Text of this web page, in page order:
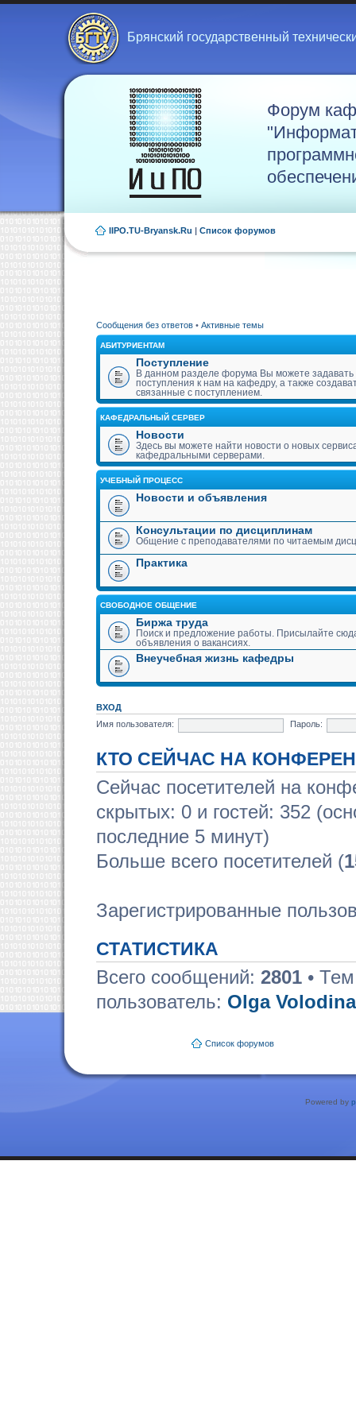
Брянский государственный
Форум
IIPO.TU-Bryansk.Ru | Список форумов
Сообщения без ответов • Активные темы
АБИТУРИЕНТАМ
Поступление
В данном разделе форума Вы можете
поступления к нам на кафедру, а также
связанные с поступлением.
КАФЕДРАЛЬНЫЙ СЕРВЕР
Новости
Здесь вы можете найти новости о новых
кафедральными серверами.
УЧЕБНЫЙ ПРОЦЕСС
Новости и объявления
Консультации по дисциплинам
Общение с преподавателями по читаемым
Практика
СВОБОДНОЕ ОБЩЕНИЕ
Биржа труда
Поиск и предложение работы. Присылайте
объявления о вакансиях.
Внеучебная жизнь кафедры
ВХОД
Имя пользователя:
Пароль:
КТО СЕЙЧАС НА
Сейчас посетителей на
скрытых: 0 и гостей: 352
последние 5 минут)
Больше всего посетителей (
Зарегистрированные
СТАТИСТИКА
Всего сообщений: 2801 •
пользователь: Olga Volodina
Список форумов
Powered by